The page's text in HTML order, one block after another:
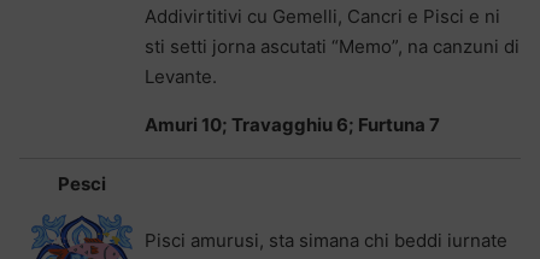
Addivirtitivi cu Gemelli, Cancri e Pisci e ni
sti setti jorna ascutati “Memo”, na canzuni di
Levante.
Amuri 10; Travagghiu 6; Furtuna 7
Pesci
Pisci amurusi, sta simana chi beddi iurnate